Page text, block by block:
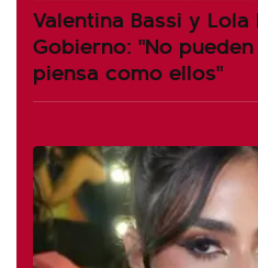
Valentina Bassi y
Gobierno: "No
piensa como ellos"